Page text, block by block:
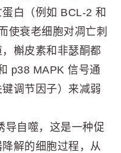
白（例如 BCL-2 和
使衰老细胞对凋亡刺
槲皮素和非瑟酮都
p38 MAPK 信号通
调节因子）来减弱
导自噬，这是一种促
解的细胞过程，从